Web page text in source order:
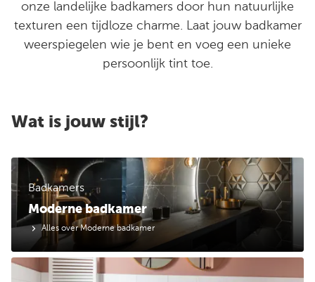
onze landelijke badkamers door hun natuurlijke
texturen een tijdloze charme. Laat jouw badkamer
weerspiegelen wie je bent en voeg een unieke
persoonlijk tint toe.
Wat is jouw stijl?
Moderne badkamer
Badkamers
Alles over Moderne badkamer